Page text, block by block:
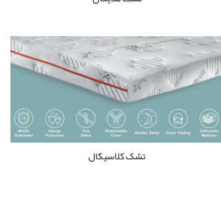
تشک کلاسیکال